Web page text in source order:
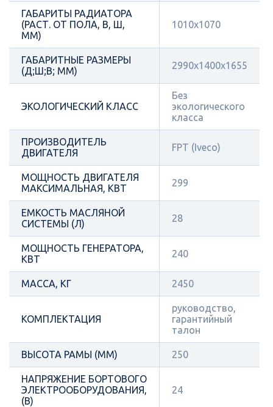
ГАБАРИТЫ РАДИАТОРА
(РАСТ. ОТ ПОЛА, В, Ш,
ММ)
1010х1070
ГАБАРИТНЫЕ РАЗМЕРЫ
(Д;Ш;В; ММ)
2990х1400х1655
ЭКОЛОГИЧЕСКИЙ КЛАСС
Без
экологического
класса
ПРОИЗВОДИТЕЛЬ
ДВИГАТЕЛЯ
FPT (Iveco)
МОЩНОСТЬ ДВИГАТЕЛЯ
МАКСИМАЛЬНАЯ, КВТ
299
ЕМКОСТЬ МАСЛЯНОЙ
СИСТЕМЫ (Л)
28
МОЩНОСТЬ ГЕНЕРАТОРА,
КВТ
240
МАССА, КГ 2450
КОМПЛЕКТАЦИЯ
руководство,
гарантийный
талон
ВЫСОТА РАМЫ (ММ) 250
НАПРЯЖЕНИЕ БОРТОВОГО
ЭЛЕКТРООБОРУДОВАНИЯ,
(В)
24